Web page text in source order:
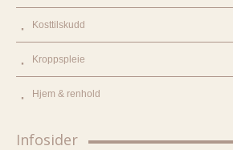
Kosttilskudd
Kroppspleie
Hjem & renhold
Infosider